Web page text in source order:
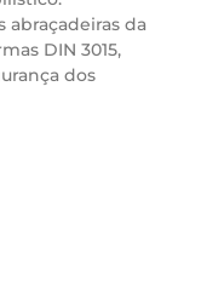
abraçadeiras da
DIN 3015,
dos